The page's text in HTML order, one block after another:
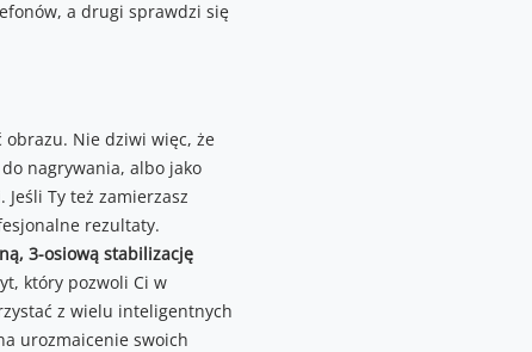
a drugi sprawdzi się
Nie dziwi więc, że
nagrywania, albo jako
Ty też zamierzasz
rezultaty.
3-osiową stabilizację
który pozwoli Ci w
z wielu inteligentnych
urozmaicenie swoich